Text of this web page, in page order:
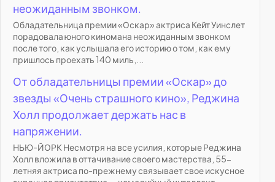
неожиданным звонком.
Обладательница премии «Оскар» актриса Кейт Уинслет
порадовала юного киномана неожиданным звонком
после того, как услышала его историю о том, как ему
пришлось проехать 140 миль,...
От обладательницы премии «Оскар» до
звезды «Очень страшного кино», Реджина
Холл продолжает держать нас в
напряжении.
НЬЮ-ЙОРК Несмотря на все усилия, которые Реджина
Холл вложила в оттачивание своего мастерства, 55-
летняя актриса по-прежнему связывает свое искусное